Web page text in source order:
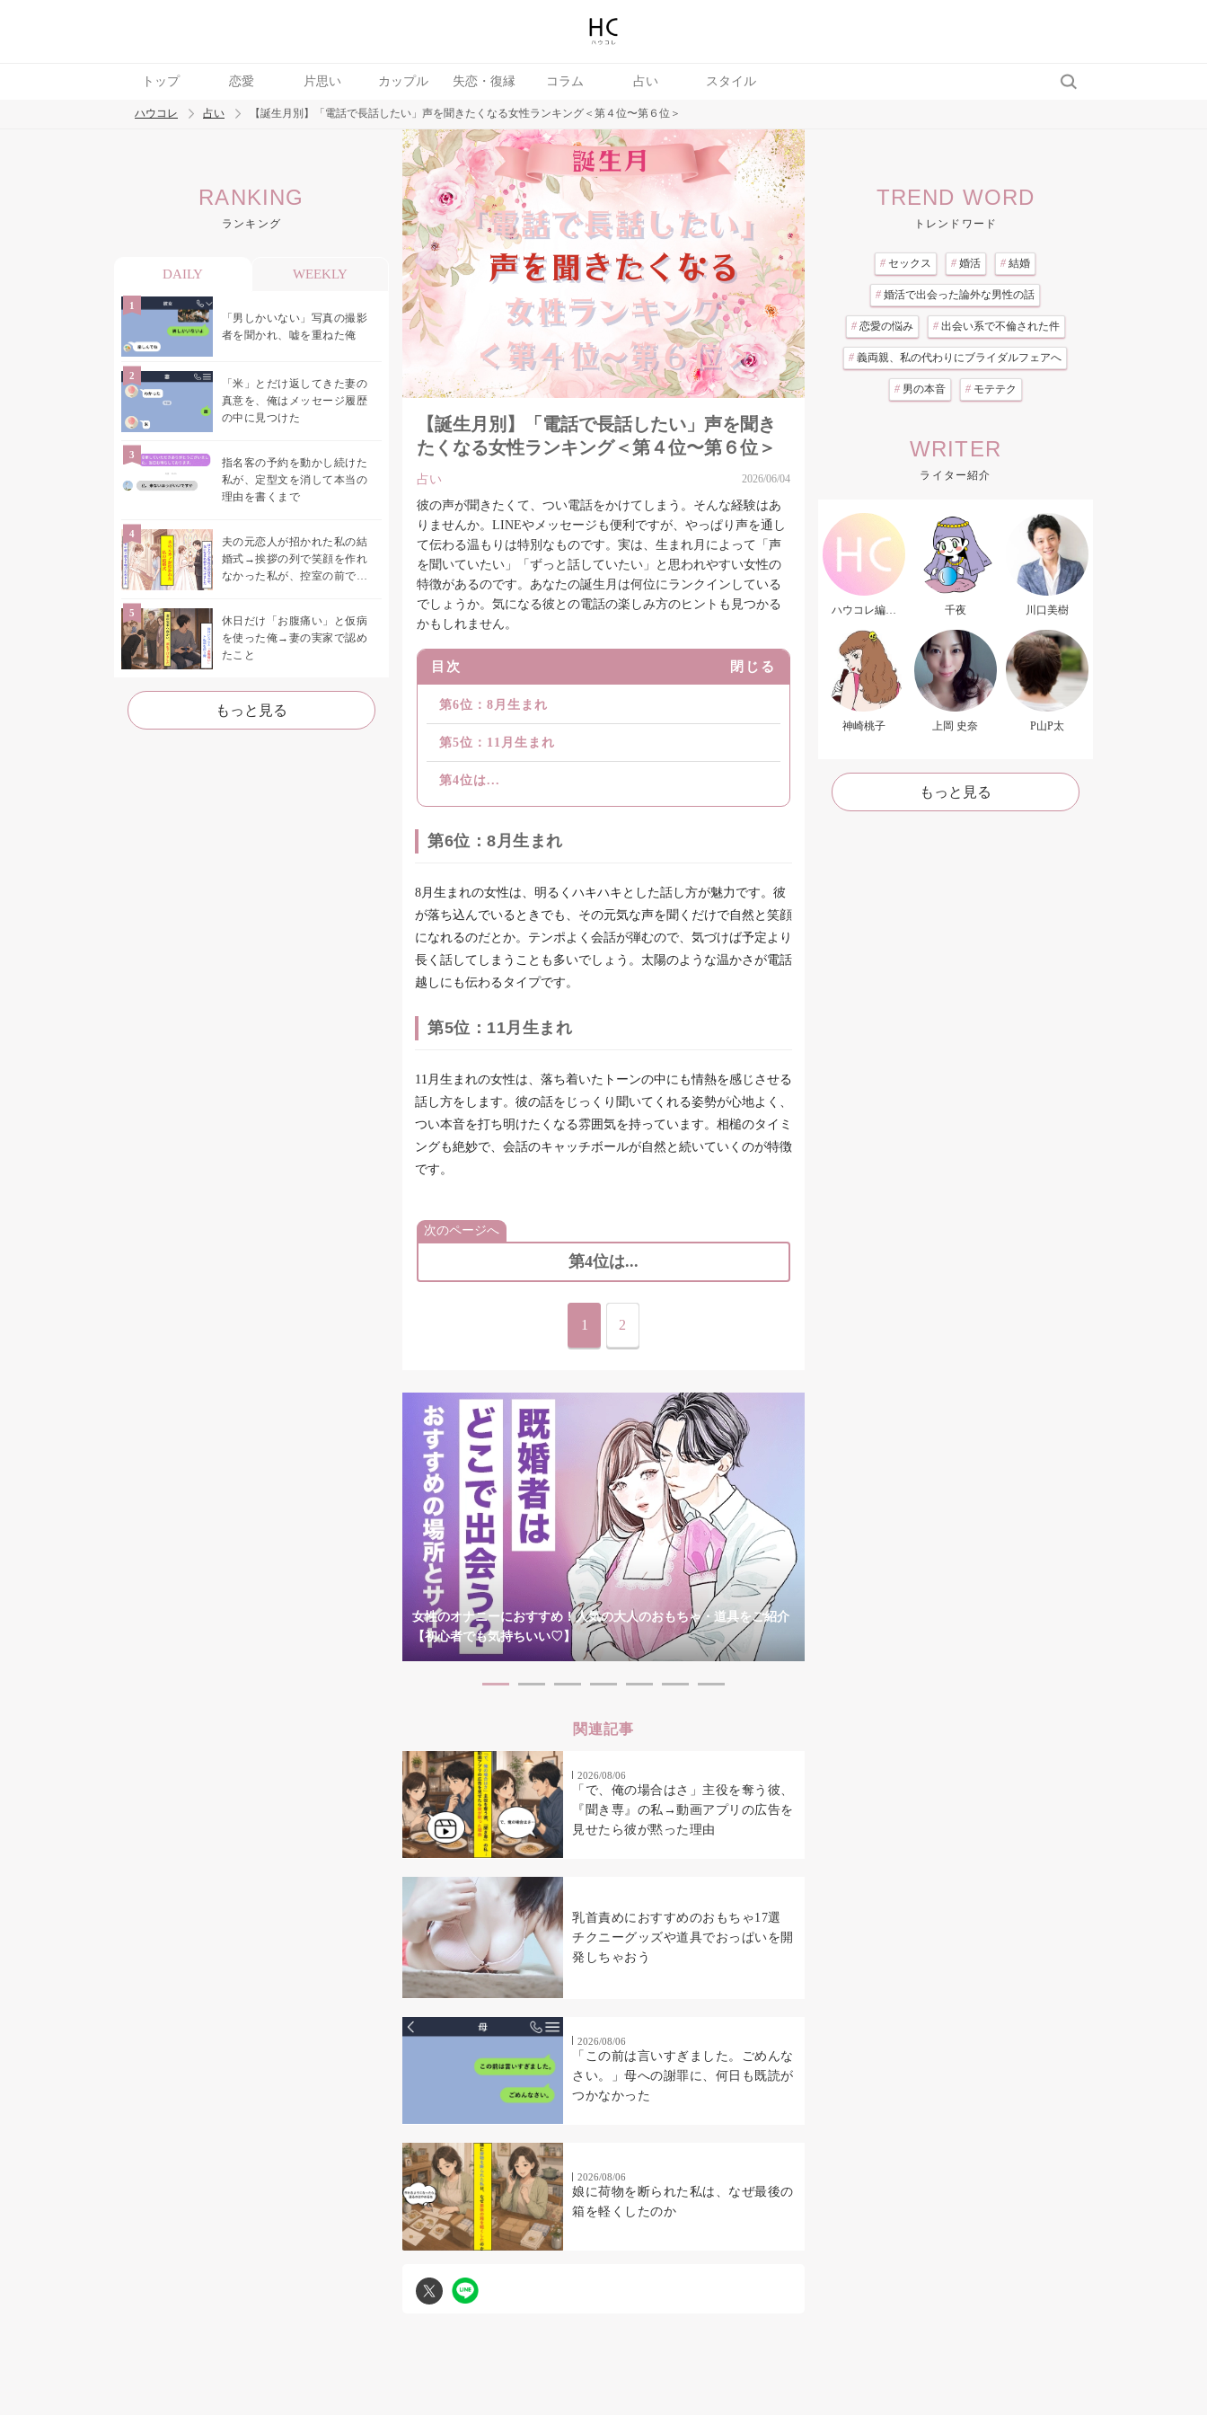
トップ 恋愛 片思い カップル 失恋・復縁 コラム 占い スタイル
トレンド ワード
ハウコレ 占い 【誕生月別】「電話で長話したい」声を聞きたくなる女性ランキング＜第４位〜第６位＞
RANKING
ランキング
DAILY WEEKLY
「男しかいない」写真の撮影
者を聞かれ、嘘を重ねた俺
「米」とだけ返してきた妻の
真意を、俺はメッセージ履歴
の中に見つけた
指名客の予約を動かし続けた
私が、定型文を消して本当の
理由を書くまで
夫の元恋人が招かれた私の結
婚式→挨拶の列で笑顔を作れ
なかった私が、控室の前で彼
休日だけ「お腹痛い」と仮病
を使った俺→妻の実家で認め
たこと
もっと見る
【誕生月別】「電話で長話したい」声を聞き
たくなる女性ランキング＜第４位〜第６位＞
占い 2026/06/04
彼の声が聞きたくて、つい電話をかけてしまう。そんな経験はあ
りませんか。LINEやメッセージも便利ですが、やっぱり声を通し
て伝わる温もりは特別なものです。実は、生まれ月によって「声
を聞いていたい」「ずっと話していたい」と思われやすい女性の
特徴があるのです。あなたの誕生月は何位にランクインしている
でしょうか。気になる彼との電話の楽しみ方のヒントも見つかる
かもしれません。
目次 閉じる
第6位：8月生まれ
第5位：11月生まれ
第4位は...
第6位：8月生まれ
8月生まれの女性は、明るくハキハキとした話し方が魅力です。彼
が落ち込んでいるときでも、その元気な声を聞くだけで自然と笑顔
になれるのだとか。テンポよく会話が弾むので、気づけば予定より
長く話してしまうことも多いでしょう。太陽のような温かさが電話
越しにも伝わるタイプです。
第5位：11月生まれ
11月生まれの女性は、落ち着いたトーンの中にも情熱を感じさせる
話し方をします。彼の話をじっくり聞いてくれる姿勢が心地よく、
つい本音を打ち明けたくなる雰囲気を持っています。相槌のタイミ
ングも絶妙で、会話のキャッチボールが自然と続いていくのが特徴
です。
次のページへ
第4位は...
1 2
女性のオナニーにおすすめ！人気の大人のおもちゃ・道具をご紹介
【初心者でも気持ちいい♡】
関連記事
2026/08/06
「で、俺の場合はさ」主役を奪う彼、
『聞き専』の私→動画アプリの広告を
見せたら彼が黙った理由
乳首責めにおすすめのおもちゃ17選
チクニーグッズや道具でおっぱいを開
発しちゃおう
2026/08/06
「この前は言いすぎました。ごめんな
さい。」母への謝罪に、何日も既読が
つかなかった
2026/08/06
娘に荷物を断られた私は、なぜ最後の
箱を軽くしたのか
TREND WORD
トレンドワード
# セックス # 婚活 # 結婚
# 婚活で出会った論外な男性の話
# 恋愛の悩み # 出会い系で不倫された件
# 義両親、私の代わりにブライダルフェアへ
# 男の本音 # モテテク
WRITER
ライター紹介
ハウコレ編集
千夜 川口美樹
神崎桃子 上岡 史奈 P山P太
もっと見る